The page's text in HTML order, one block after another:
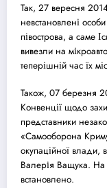
Так, 27 вересня
невстановлені
півострова, а саме
вивезли на
теперішній час їх
Також, 07 березня
Конвенції щодо
представники
«Самооборона
окупаційної влади,
Валерія Ващука. На
встановлено.